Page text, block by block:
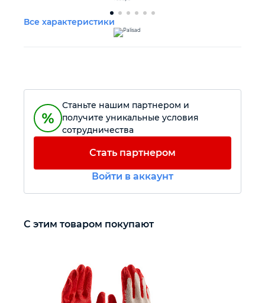
Столярный инструмент
Силовое оборудование
Крепежный инструмент
Все характеристики
Станьте нашим партнером и
получите уникальные условия
сотрудничества
Стать партнером
Войти в аккаунт
С этим товаром покупают